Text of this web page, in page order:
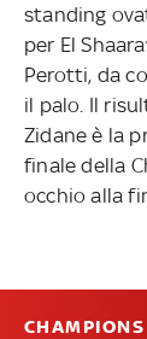
standing
per El
Perotti, da
il palo. Il
Zidane è la
finale della
occhio alla